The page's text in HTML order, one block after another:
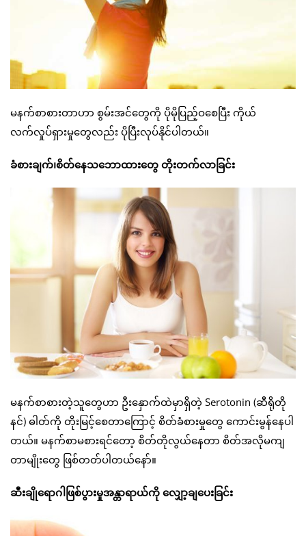
မနက်စာစားတာဟာ စွမ်းအင်တွေကို ပိုမိုပြည့်ဝစေပြီး ကိုယ်
လက်လှုပ်ရှားမှုတွေလည်း ပိုပြီးလုပ်နိုင်ပါတယ်။
ခံစားချက်၊စိတ်နေသဘောထားတွေ တိုးတက်လာခြင်း
မနက်စာစားတဲ့သူတွေဟာ ဦးနှောက်ထဲမှာရှိတဲ့ Serotonin (ဆီရိုတို
နင်) ဓါတ်ကို တိုးမြင့်စေတာကြောင့် စိတ်ခံစားမှုတွေ ကောင်းမွန်နေပါ
တယ်။ မနက်စာမစားရင်တော့ စိတ်တိုလွယ်နေတာ စိတ်အလိုမကျ
တာမျိုးတွေ ဖြစ်တတ်ပါတယ်နော်။
ဆီးချိုရောဂါဖြစ်ပွားမှုအန္တာရာယ်ကို လျှော့ချပေးခြင်း